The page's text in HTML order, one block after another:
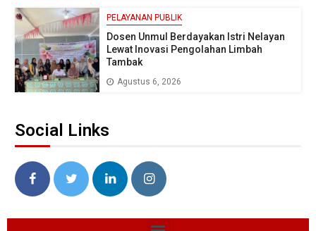
PELAYANAN PUBLIK
Dosen Unmul Berdayakan Istri Nelayan
Lewat Inovasi Pengolahan Limbah
Tambak
Agustus 6, 2026
Social Links